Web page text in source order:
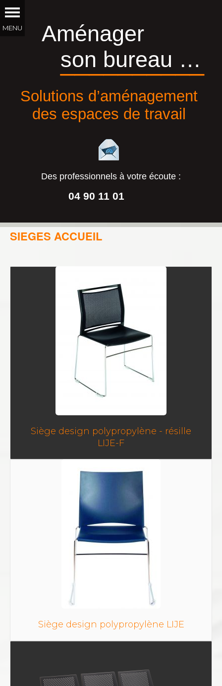
Aménager
son bureau …
Solutions d’aménagement
des espaces de travail
Des professionnels à votre écoute :
04 90 11 01
__________
SIEGES ACCUEIL
Siège design polypropylène - résille
LIJE-F
Siège design polypropylène LIJE